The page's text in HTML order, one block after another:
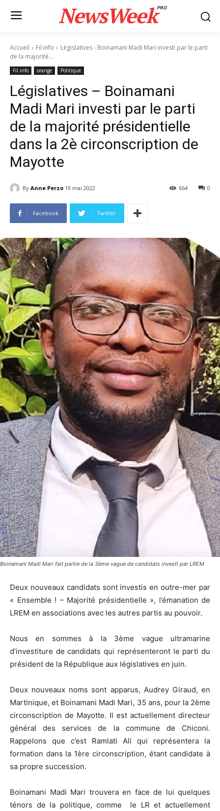
NewsWeekPRO
Accueil Fil info
Législatives - Boinamani Madi Mari investi par le parti
de la majorité...
Fil info orange Politique
Législatives – Boinamani
Madi Mari investi par le parti
de la majorité présidentielle
dans la 2è circonscription de
Mayotte
By Anne Perzo 19 mai 2022 0
664
Facebook Twitter
Boinamani Madi Mari fait partie de la 3ème vague de candidats investi par LREM
Deux nouveaux candidats sont investis en outre-mer par
« Ensemble ! – Majorité présidentielle », l’émanation de
LREM en associations avec les autres partis au pouvoir.
Nous en sommes à la 3ème vague ultramarine
d’investiture de candidats qui représenteront le parti du
président de la République aux législatives en juin.
Deux nouveaux noms sont apparus, Audrey Giraud, en
Martinique, et Boinamani Madi Mari, 35 ans, pour la 2ème
circonscription de Mayotte. Il est actuellement directeur
général des services de la commune de Chiconi.
Rappelons que c’est Ramlati Ali qui représentera la
formation dans la 1ère circonscription, étant candidate à
sa propre succession.
Boinamani Madi Mari trouvera en face de lui quelques
ténors de la politique, comme le LR et actuellement